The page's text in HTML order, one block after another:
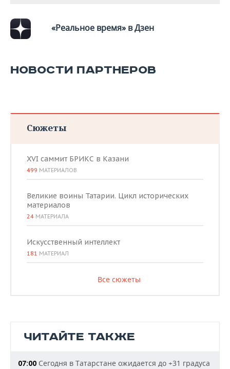
«Реальное время» в Дзен
НОВОСТИ ПАРТНЕРОВ
Сюжеты
XVI саммит БРИКС в Казани
499 МАТЕРИАЛОВ
Великие воины Татарии. Цикл исторических
материалов
24 МАТЕРИАЛА
Искусственный интеллект
181 МАТЕРИАЛ
Все сюжеты
ЧИТАЙТЕ ТАКЖЕ
07:00 Сегодня в Татарстане ожидается до +31 градуса